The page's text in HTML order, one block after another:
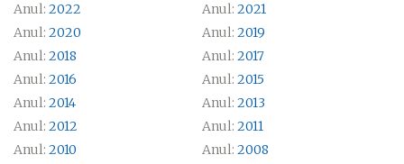
Anul: 2022 Anul: 2021
Anul: 2020 Anul: 2019
Anul: 2018 Anul: 2017
Anul: 2016 Anul: 2015
Anul: 2014 Anul: 2013
Anul: 2012 Anul: 2011
Anul: 2010 Anul: 2008